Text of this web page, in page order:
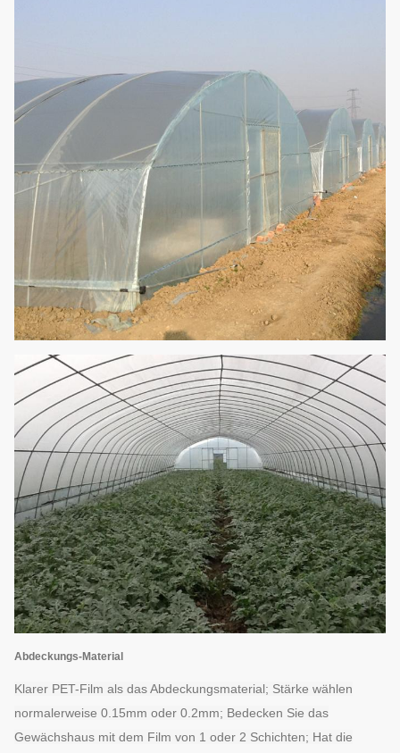
Abdeckungs-Material
Klarer PET-Film als das Abdeckungsmaterial; Stärke wählen
normalerweise 0.15mm oder 0.2mm; Bedecken Sie das
Gewächshaus mit dem Film von 1 oder 2 Schichten; Hat die